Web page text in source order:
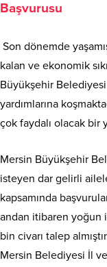
Başvurusu
Son dönemde
kalan ve ekonomik
Büyükşehir
yardımlarına
çok faydalı olacak bir
Mersin Büyükşehir
isteyen dar gelirli
kapsamında
andan itibaren yoğun
bin civarı talep
Mersin Belediyesi İl